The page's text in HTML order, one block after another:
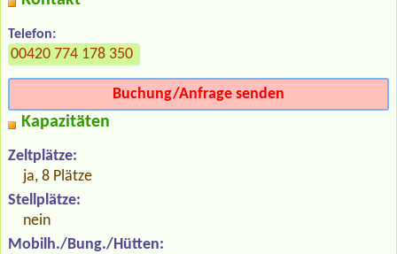
Telefon:
00420 774 178 350
Buchung/Anfrage senden
Kapazitäten
Zeltplätze:
ja, 8 Plätze
Stellplätze:
nein
Mobilh./Bung./Hütten: